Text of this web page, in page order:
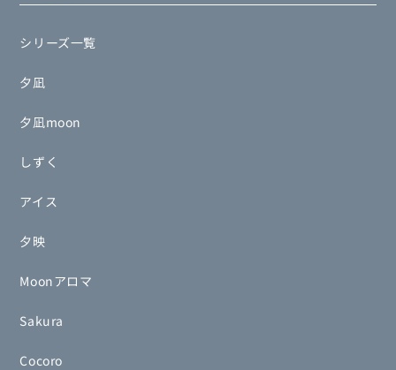
シリーズ一覧
夕凪
夕凪moon
しずく
アイス
夕映
Moonアロマ
Sakura
Cocoro